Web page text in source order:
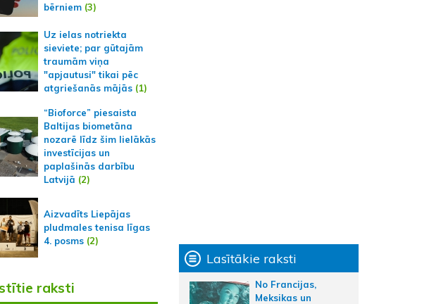
bērniem(3)
Uz ielas notriekta
sieviete; par gūtajām
traumām viņa
"apjautusi" tikai pēc
atgriešanās mājās(1)
“Bioforce” piesaista
Baltijas biometāna
nozarē līdz šim lielākās
investīcijas un
paplašinās darbību
Latvijā (2)
Aizvadīts Liepājas
pludmales tenisa līgas
4. posms(2)
raksti
Lasītākie raksti
No Francijas,
Meksikas un